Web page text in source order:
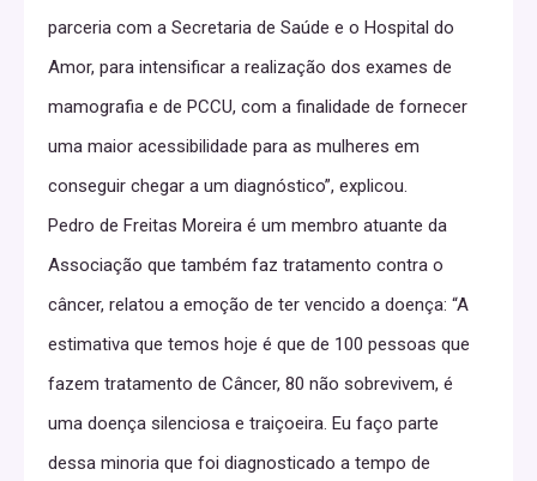
parceria com a Secretaria de Saúde e o Hospital do
Amor, para intensificar a realização dos exames de
mamografia e de PCCU, com a finalidade de fornecer
uma maior acessibilidade para as mulheres em
conseguir chegar a um diagnóstico”, explicou.
Pedro de Freitas Moreira é um membro atuante da
Associação que também faz tratamento contra o
câncer, relatou a emoção de ter vencido a doença: “A
estimativa que temos hoje é que de 100 pessoas que
fazem tratamento de Câncer, 80 não sobrevivem, é
uma doença silenciosa e traiçoeira. Eu faço parte
dessa minoria que foi diagnosticado a tempo de